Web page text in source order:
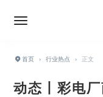
首页 › 行业热点 › 正文
动态丨彩电